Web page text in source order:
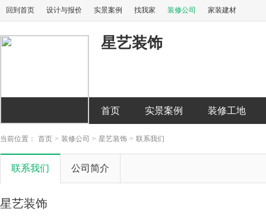
回到首页 设计与报价 实景案例 找我家 装修公司 家装建材
星艺装饰
首页 实景案例 装修工地
当前位置： 首页 > 装修公司 > 星艺装饰 > 联系我们
联系我们 公司简介
星艺装饰